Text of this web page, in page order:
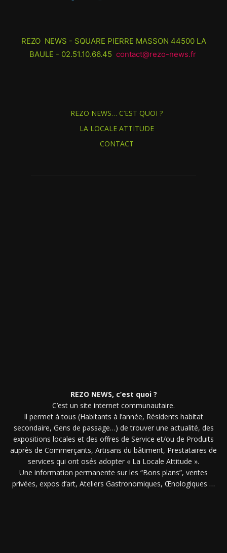
REZO NEWS - SQUARE PIERRE MASSON 44500 LA
BAULE - 02.51.10.66.45 contact@rezo-news.fr
REZO NEWS… C’EST QUOI ?
LA LOCALE ATTITUDE
CONTACT
REZO NEWS, c’est quoi ?
C’est un site internet communautaire.
Il permet à tous (Habitants à l’année, Résidents habitat
secondaire, Gens de passage…) de trouver une actualité, des
expositions locales et des offres de Service et/ou de Produits
auprès de Commerçants, Artisans du bâtiment, Prestataires de
services qui ont osés adopter « La Locale Attitude ».
Une information permanente sur les “Bons plans”, ventes
privées, expos d’art, Ateliers Gastronomiques, Œnologiques …